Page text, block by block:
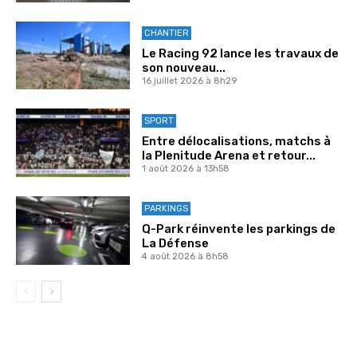
CHANTIER
Le Racing 92 lance les travaux de
son nouveau...
16 juillet 2026 à 8h29
SPORT
Entre délocalisations, matchs à
la Plenitude Arena et retour...
1 août 2026 à 13h58
PARKINGS
Q-Park réinvente les parkings de
La Défense
4 août 2026 à 8h58